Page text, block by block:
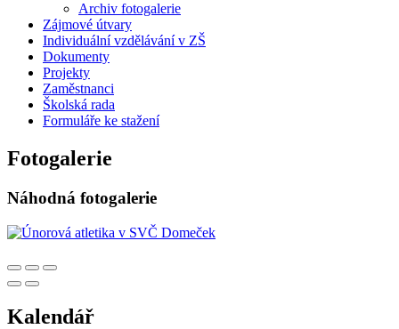
Archiv fotogalerie
Zájmové útvary
Individuální vzdělávání v ZŠ
Dokumenty
Projekty
Zaměstnanci
Školská rada
Formuláře ke stažení
Fotogalerie
Náhodná fotogalerie
Kalendář